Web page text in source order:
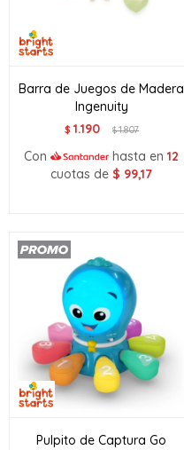
Barra de Juegos de Madera
Ingenuity
$ 1.190 $1.807
Con hasta en 12
cuotas de $ 99,17
Pulpito de Captura Go